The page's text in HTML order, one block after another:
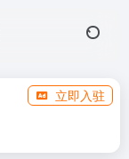
立即入驻